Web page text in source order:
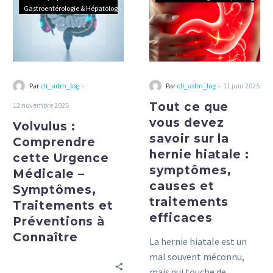
cette
Urgence
Médicale
–
Symptômes,
Préventions
à
Connaître
Gastroentérologie & Hépatologie
Par cli_adm_log -
12 novembre 2025
Volvulus :
Comprendre
cette Urgence
Médicale –
Symptômes,
Traitements et
Préventions à
Connaître
vous
devez
savoir
sur
la
:
symptômes,
causes
et
traitements
efficaces
Par cli_adm_log - 11 juin 2025
Tout ce que
vous devez
savoir sur la
hernie hiatale :
symptômes,
causes et
traitements
efficaces
La hernie hiatale est un
mal souvent méconnu,